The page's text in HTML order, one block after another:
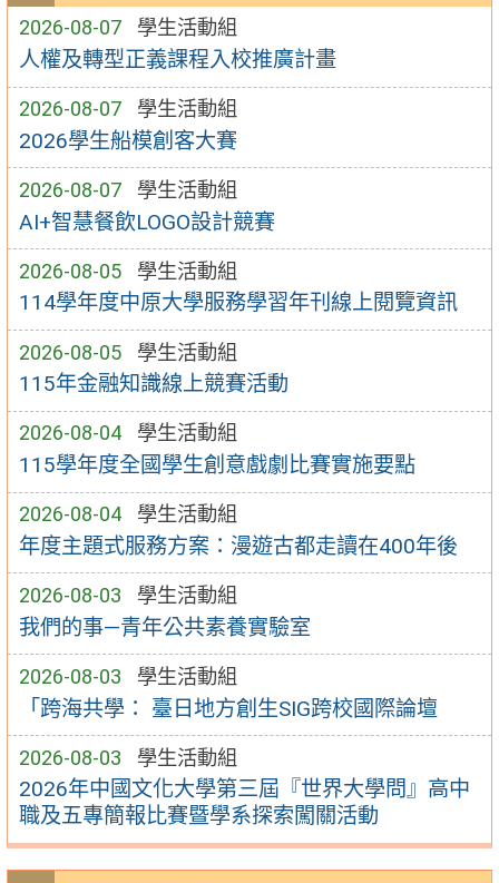
2026-08-07 學生活動組
人權及轉型正義課程入校推廣計畫
2026-08-07 學生活動組
2026學生船模創客大賽
2026-08-07 學生活動組
AI+智慧餐飲LOGO設計競賽
2026-08-05 學生活動組
114學年度中原大學服務學習年刊線上閱覽資訊
2026-08-05 學生活動組
115年金融知識線上競賽活動
2026-08-04 學生活動組
115學年度全國學生創意戲劇比賽實施要點
2026-08-04 學生活動組
年度主題式服務方案：漫遊古都走讀在400年後
2026-08-03 學生活動組
我們的事—青年公共素養實驗室
2026-08-03 學生活動組
「跨海共學： 臺日地方創生SIG跨校國際論壇
2026-08-03 學生活動組
2026年中國文化大學第三屆『世界大學問』高中
職及五專簡報比賽暨學系探索闖關活動